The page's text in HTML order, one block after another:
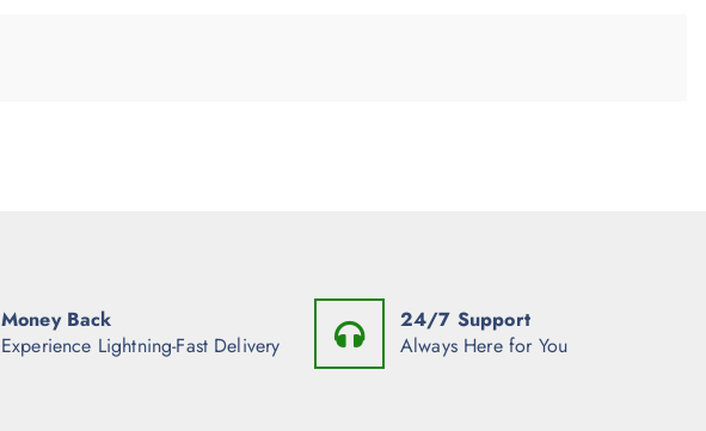
Money Back
Experience Lightning-Fast Delivery
24/7 Support
Always Here for You